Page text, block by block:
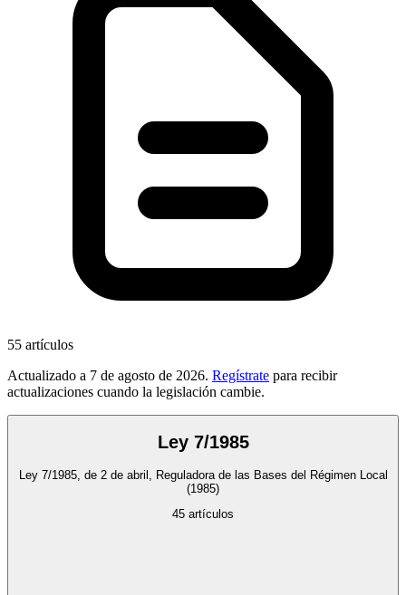
55 artículos
Actualizado a 7 de agosto de 2026. Regístrate para recibir
actualizaciones cuando la legislación cambie.
Ley 7/1985
Ley 7/1985, de 2 de abril, Reguladora de las Bases del Régimen Local
(1985)
45 artículos